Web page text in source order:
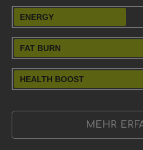
ENERGY
FAT BURN
HEALTH BOOST
MEHR